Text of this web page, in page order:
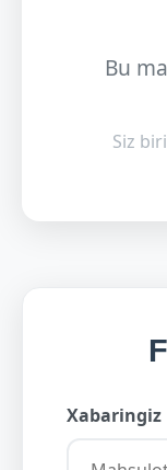
Bu
Siz
Xabaringiz